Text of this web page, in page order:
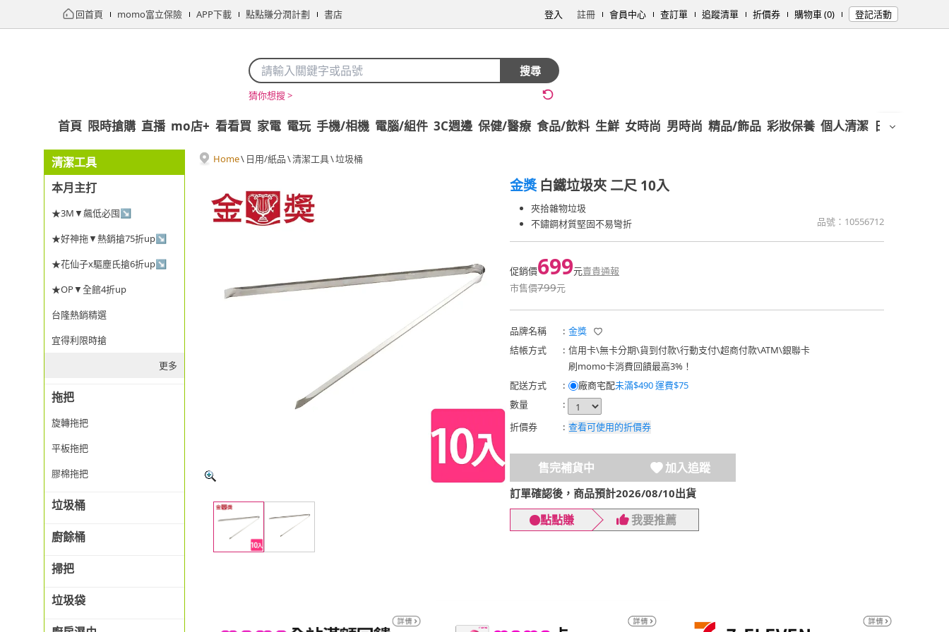
回首頁 momo富立保險 APP下載 點點賺分潤計劃 書店 登入 註冊 會員中心 查訂單 追蹤清單 折價券 購物車 (0) 登記活動
搜尋
猜你想搜 >
首頁 限時搶購 直播 mo店+ 看看買 家電 電玩 手機/相機 電腦/組件 3C週邊 保健/醫療 食品/飲料 生鮮 女時尚 男時尚 精品/飾品 彩妝保養 個人清潔 日用/紙品
清潔工具
本月主打
★3M▼飆低必囤↘
★好神拖▼熱銷搶75折up↘
★花仙子x驅塵氏搶6折up↘
★OP▼全館4折up
台隆熱銷精選
宜得利限時搶
更多
拖把
旋轉拖把
平板拖把
膠棉拖把
垃圾桶
廚餘桶
掃把
垃圾袋
Home\ 日用/紙品\清潔工具\垃圾桶
金獎 白鐵垃圾夾 二尺 10入
夾拾雜物垃圾
不鏽鋼材質堅固不易彎折
品號： 10556712
促銷價699元賣貴通報
市售價799元
品牌名稱 : 金獎
結帳方式
: 信用卡\無卡分期\貨到付款\行動支付\超商付款\ATM\銀聯卡
刷momo卡消費回饋最高3%！
配送方式
: 廠商宅配未滿$490 運費$75
數量
:
折價券
: 查看可使用的折價券
售完補貨中 加入追蹤
訂單確認後，商品預計2026/08/10出貨
點點賺 我要推薦